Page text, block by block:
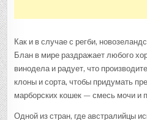
Как и в случае с регби,
Блан в мире раздражает любого
винодела и радует, что
клоны и сорта, чтобы придумать
марборских кошек — смесь мочи и
Одной из стран, где австралийцы